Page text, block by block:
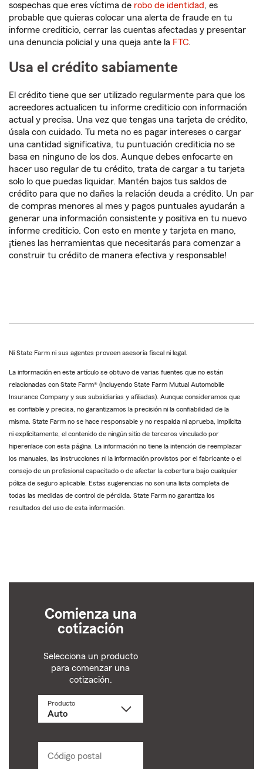
sospechas que eres víctima de robo de identidad, es
probable que quieras colocar una alerta de fraude en tu
informe crediticio, cerrar las cuentas afectadas y presentar
una denuncia policial y una queja ante la FTC.
Usa el crédito sabiamente
El crédito tiene que ser utilizado regularmente para que los
acreedores actualicen tu informe crediticio con información
actual y precisa. Una vez que tengas una tarjeta de crédito,
úsala con cuidado. Tu meta no es pagar intereses o cargar
una cantidad significativa, tu puntuación crediticia no se
basa en ninguno de los dos. Aunque debes enfocarte en
hacer uso regular de tu crédito, trata de cargar a tu tarjeta
solo lo que puedas liquidar. Mantén bajos tus saldos de
crédito para que no dañes la relación deuda a crédito. Un par
de compras menores al mes y pagos puntuales ayudarán a
generar una información consistente y positiva en tu nuevo
informe crediticio. Con esto en mente y tarjeta en mano,
¡tienes las herramientas que necesitarás para comenzar a
construir tu crédito de manera efectiva y responsable!
Ni State Farm ni sus agentes proveen asesoría fiscal ni legal.
La información en este artículo se obtuvo de varias fuentes que no están
relacionadas con State Farm® (incluyendo State Farm Mutual Automobile
Insurance Company y sus subsidiarias y afiliadas). Aunque consideramos que
es confiable y precisa, no garantizamos la precisión ni la confiabilidad de la
misma. State Farm no se hace responsable y no respalda ni aprueba, implícita
ni explícitamente, el contenido de ningún sitio de terceros vinculado por
hiperenlace con esta página. La información no tiene la intención de reemplazar
los manuales, las instrucciones ni la información provistos por el fabricante o el
consejo de un profesional capacitado o de afectar la cobertura bajo cualquier
póliza de seguro aplicable. Estas sugerencias no son una lista completa de
todas las medidas de control de pérdida. State Farm no garantiza los
resultados del uso de esta información.
Comienza una
cotización
Selecciona un producto
para comenzar una
cotización.
ProductoSelecciona
Código postal